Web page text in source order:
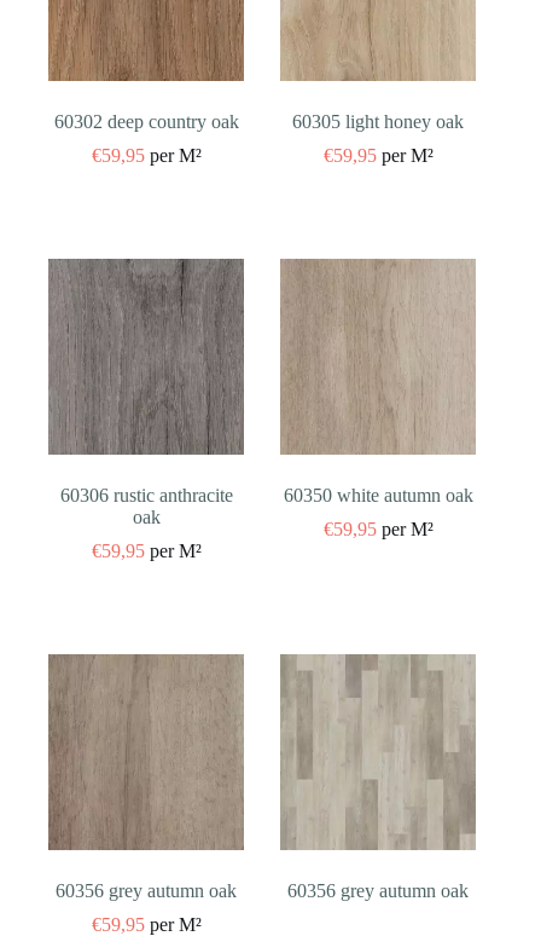
60302 deep country oak
€59,95per M²
60305 light honey oak
€59,95per M²
60306 rustic anthracite
oak
€59,95per M²
60350 white autumn oak
€59,95per M²
60356 grey autumn oak
€59,95per M²
60356 grey autumn oak